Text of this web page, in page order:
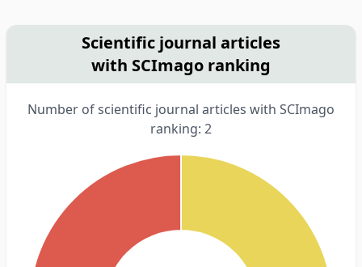
Scientific journal articles
with SCImago ranking
Number of scientific journal articles with SCImago
ranking: 2